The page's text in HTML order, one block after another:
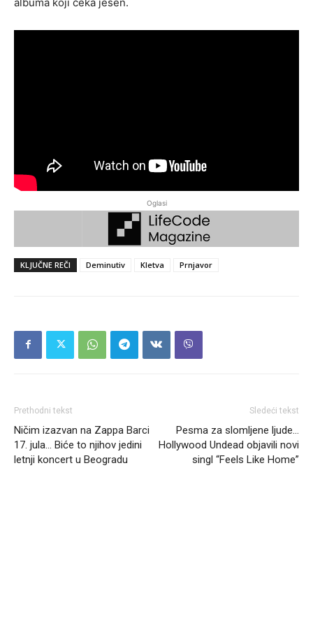
Oglasi
KLJUČNE REČI Deminutiv Kletva Prnjavor
Prethodni tekst
Ničim izazvan na Zappa Barci
17. jula… Biće to njihov jedini
letnji koncert u Beogradu
Sledeći tekst
Pesma za slomljene ljude…
Hollywood Undead objavili novi
singl “Feels Like Home”